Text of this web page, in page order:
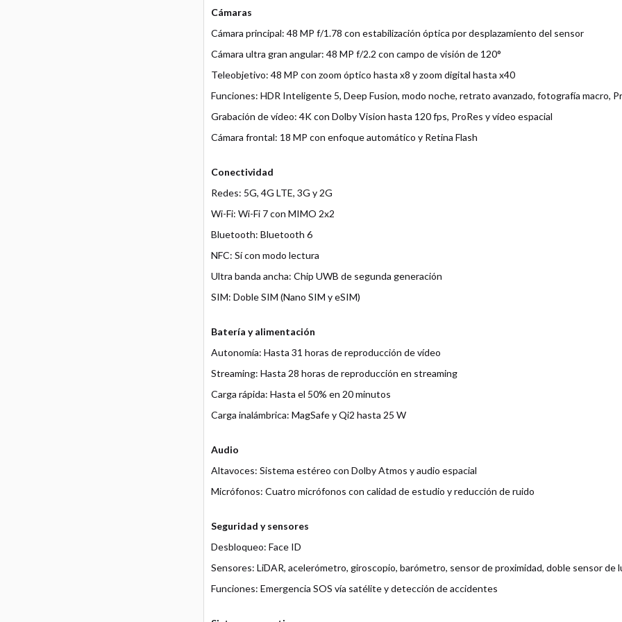
Cámaras
Cámara principal: 48 MP f/1.78 con estabilización óptica por desplazamiento del sensor
Cámara ultra gran angular: 48 MP f/2.2 con campo de visión de 120°
Teleobjetivo: 48 MP con zoom óptico hasta x8 y zoom digital hasta x40
Funciones: HDR Inteligente 5, Deep Fusion, modo noche, retrato avanzado, fotografía macro,
Grabación de vídeo: 4K con Dolby Vision hasta 120 fps, ProRes y vídeo espacial
Cámara frontal: 18 MP con enfoque automático y Retina Flash
Conectividad
Redes: 5G, 4G LTE, 3G y 2G
Wi-Fi: Wi-Fi 7 con MIMO 2x2
Bluetooth: Bluetooth 6
NFC: Sí con modo lectura
Ultra banda ancha: Chip UWB de segunda generación
SIM: Doble SIM (Nano SIM y eSIM)
Batería y alimentación
Autonomía: Hasta 31 horas de reproducción de vídeo
Streaming: Hasta 28 horas de reproducción en streaming
Carga rápida: Hasta el 50% en 20 minutos
Carga inalámbrica: MagSafe y Qi2 hasta 25 W
Audio
Altavoces: Sistema estéreo con Dolby Atmos y audio espacial
Micrófonos: Cuatro micrófonos con calidad de estudio y reducción de ruido
Seguridad y sensores
Desbloqueo: Face ID
Sensores: LiDAR, acelerómetro, giroscopio, barómetro, sensor de proximidad, doble sensor de
Funciones: Emergencia SOS vía satélite y detección de accidentes